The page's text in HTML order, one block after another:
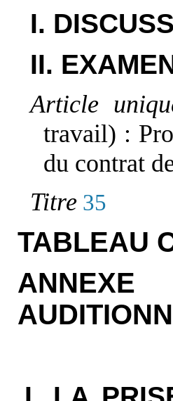
I.
II.
Article
travail) :
du contrat
Titre 35
TABLEAU